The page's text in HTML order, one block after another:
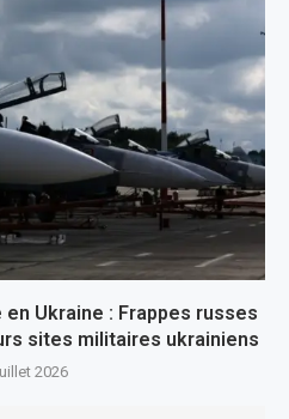
Ukraine : Frappes russes
sites militaires ukrainiens
2026